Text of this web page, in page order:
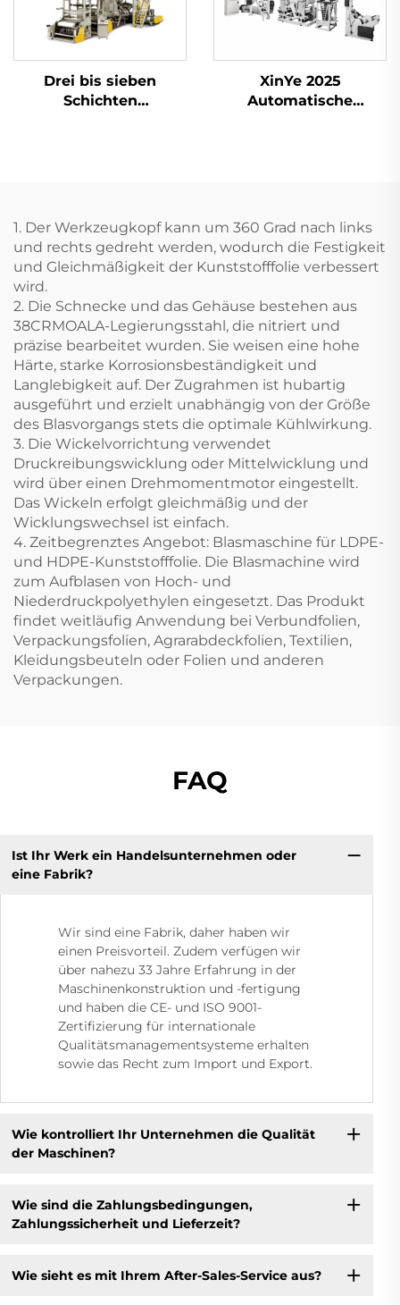
Drei bis sieben
Schichten
XinYe 2025
Automatische
1. Der Werkzeugkopf kann um 360 Grad nach links
und rechts gedreht werden, wodurch die Festigkeit
und Gleichmäßigkeit der Kunststofffolie verbessert
wird.
2. Die Schnecke und das Gehäuse bestehen aus
38CRMOALA-Legierungsstahl, die nitriert und
präzise bearbeitet wurden. Sie weisen eine hohe
Härte, starke Korrosionsbeständigkeit und
Langlebigkeit auf. Der Zugrahmen ist hubartig
ausgeführt und erzielt unabhängig von der Größe
des Blasvorgangs stets die optimale Kühlwirkung.
3. Die Wickelvorrichtung verwendet
Druckreibungswicklung oder Mittelwicklung und
wird über einen Drehmomentmotor eingestellt.
Das Wickeln erfolgt gleichmäßig und der
Wicklungswechsel ist einfach.
4. Zeitbegrenztes Angebot: Blasmaschine für LDPE-
und HDPE-Kunststofffolie. Die Blasmachine wird
zum Aufblasen von Hoch- und
Niederdruckpolyethylen eingesetzt. Das Produkt
findet weitläufig Anwendung bei Verbundfolien,
Verpackungsfolien, Agrarabdeckfolien, Textilien,
Kleidungsbeuteln oder Folien und anderen
Verpackungen.
FAQ
Ist Ihr Werk ein Handelsunternehmen oder
eine Fabrik?
Wir sind eine Fabrik, daher haben wir
einen Preisvorteil. Zudem verfügen wir
über nahezu 33 Jahre Erfahrung in der
Maschinenkonstruktion und -fertigung
und haben die CE- und ISO 9001-
Zertifizierung für internationale
Qualitätsmanagementsysteme erhalten
sowie das Recht zum Import und Export.
Wie kontrolliert Ihr Unternehmen die Qualität
der Maschinen?
Wie sind die Zahlungsbedingungen,
Zahlungssicherheit und Lieferzeit?
Wie sieht es mit Ihrem After-Sales-Service aus?